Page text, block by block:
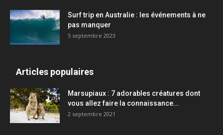
Surf trip en Australie : les événements à ne
pas manquer
5 septembre 2023
Articles populaires
Marsupiaux : 7 adorables créatures dont
vous allez faire la connaissance...
2 septembre 2021